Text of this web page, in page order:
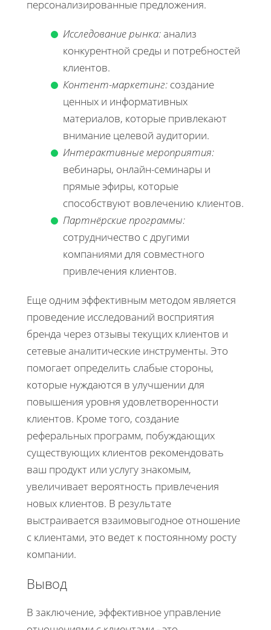
персонализированные предложения.
Исследование рынка:анализ
конкурентной среды и потребностей
клиентов.
Контент-маркетинг: создание
ценных и информативных
материалов, которые привлекают
внимание целевой аудитории.
Интерактивные мероприятия:
вебинары, онлайн-семинары и
прямые эфиры, которые
способствуют вовлечению клиентов.
Партнёрские программы:
сотрудничество с другими
компаниями для совместного
привлечения клиентов.
Еще одним эффективным методом является
проведение исследований восприятия
бренда через отзывы текущих клиентов и
сетевые аналитические инструменты. Это
помогает определить слабые стороны,
которые нуждаются в улучшении для
повышения уровня удовлетворенности
клиентов. Кроме того, создание
реферальных программ, побуждающих
существующих клиентов рекомендовать
ваш продукт или услугу знакомым,
увеличивает вероятность привлечения
новых клиентов. В результате
выстраивается взаимовыгодное отношение
с клиентами, это ведет к постоянному росту
компании.
Вывод
В заключение, эффективное управление